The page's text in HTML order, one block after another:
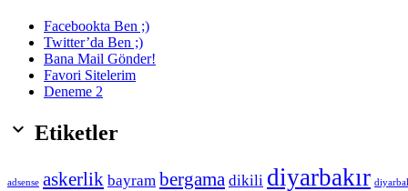
Facebookta Ben ;)
Twitter’da Ben ;)
Bana Mail Gönder!
Favori Sitelerim
Deneme 2
 Etiketler
adsense askerlik bayram bergama dikili diyarbakır